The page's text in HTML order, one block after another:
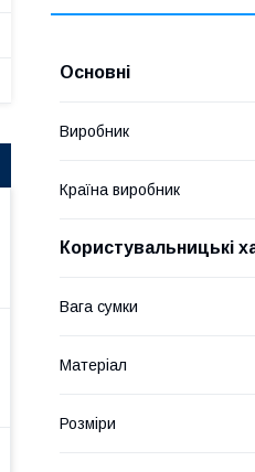
Основні
Виробник
Країна виробник
Користувальницькі
Вага сумки
Матеріал
Розміри